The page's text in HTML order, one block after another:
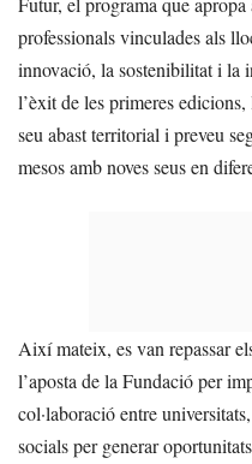
professionals vinculades als
innovació, la sostenibilitat i la
l’èxit de les primeres
seu abast territorial i preveu
mesos amb noves seus en
Així mateix, es van repassar
l’aposta de la Fundació per
col·laboració entre
socials per generar